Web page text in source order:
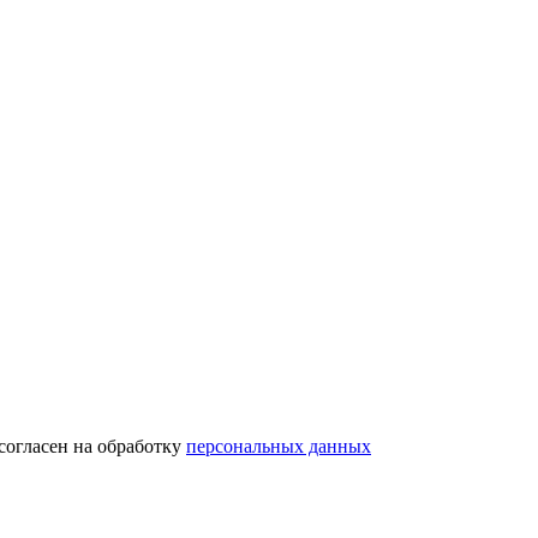
на обработку персональных данных